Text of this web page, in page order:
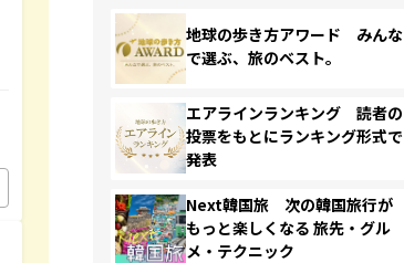
地球の歩き方アワード みんな
で選ぶ、旅のベスト。
エアラインランキング 読者の
投票をもとにランキング形式で
発表
Next韓国旅 次の韓国旅行が
もっと楽しくなる 旅先・グル
メ・テクニック